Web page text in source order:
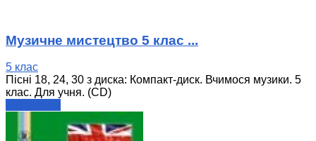
Музичне мистецтво 5 клас ...
5 клас
Пісні 18, 24, 30 з диска: Компакт-диск. Вчимося музики. 5
клас. Для учня. (CD)